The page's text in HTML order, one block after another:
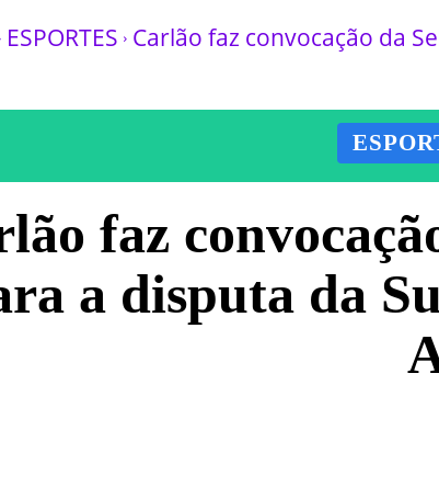
ESPORTES Carlão faz convocação da
faz
a disputa da